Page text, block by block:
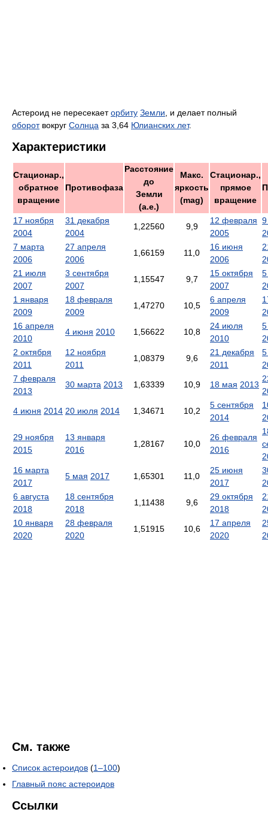
Астероид не пересекаеторбиту Земли , и делает полный
оборотвокруг Солнца за 3,64 Юлианских лет.
Характеристики
Стационар.,
обратное
вращение
Противофаза
Расстояние
до
Земли
(а.е.)
Макс.
яркость
(mag)
Стационар.,
прямое
вращение
17 ноября
2004
31 декабря
2004
1,22560 9,9
12 февраля
2005
7 марта
2006
27 апреля
2006
1,66159 11,0
16 июня
2006
21 июля
2007
3 сентября
2007
1,15547 9,7
15 октября
2007
1 января
2009
18 февраля
2009
1,47270 10,5
6 апреля
2009
16 апреля
2010
4 июня 2010 1,56622 10,8
24 июля
2010
2 октября
2011
12 ноября
2011
1,08379 9,6
21 декабря
2011
5
7 февраля
2013
30 марта 2013 1,63339 10,9 18 мая 2013
4 июня 2014 20 июля 2014 1,34671 10,2
5 сентября
2014
29 ноября
2015
13 января
2016
1,28167 10,0
26 февраля
2016
16 марта
2017
5 мая 2017 1,65301 11,0
25 июня
2017
6 августа
2018
18 сентября
2018
1,11438 9,6
29 октября
2018
10 января
2020
28 февраля
2020
1,51915 10,6
17 апреля
2020
См. также
Список астероидов (1–100)
Главный пояс астероидов
Ссылки